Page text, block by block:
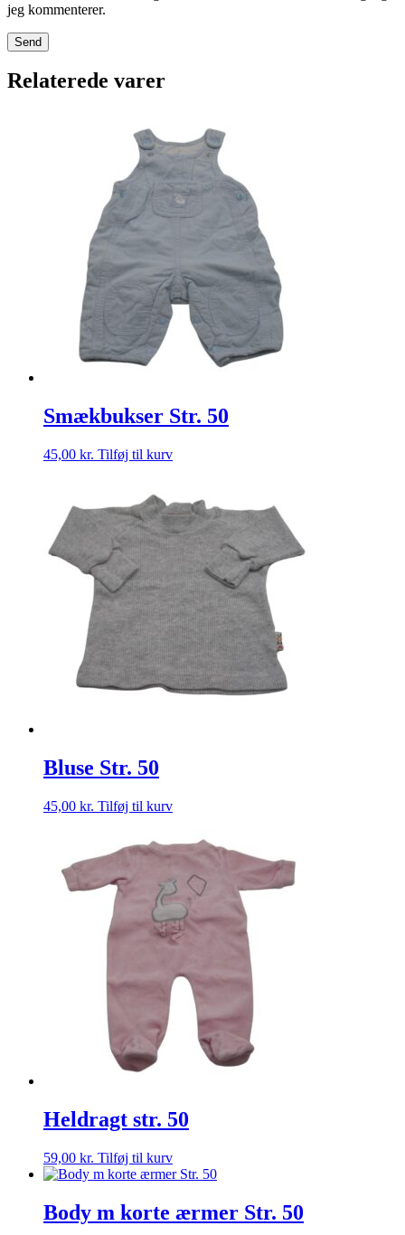
jeg kommenterer.
Relaterede varer
Smækbukser Str. 50
45,00 kr. Tilføj til kurv
Bluse Str. 50
45,00 kr. Tilføj til kurv
Heldragt str. 50
59,00 kr. Tilføj til kurv
Body m korte ærmer Str. 50